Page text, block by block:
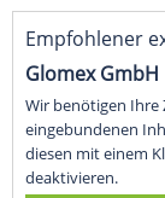
Empfohlener
Glomex GmbH
Wir benötigen Ihre
eingebundenen
diesen mit einem
deaktivieren.